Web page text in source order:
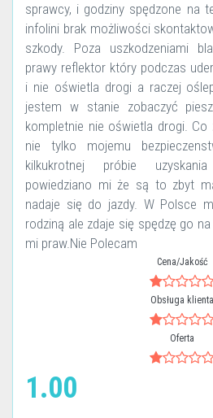
sprawcy, i godziny spędzone na
infolini brak możliwości
szkody. Poza uszkodzeniami
prawy reflektor który podczas
i nie oświetla drogi a raczej
jestem w stanie zobaczyć
kompletnie nie oświetla drogi.
nie tylko mojemu
kilkukrotnej próbie
powiedziano mi że są to zbyt
nadaje się do jazdy. W Polsce
rodziną ale zdaje się spędzę go
mi praw.Nie Polecam
Cena/Jakość
Obsługa klienta
Oferta
1.00